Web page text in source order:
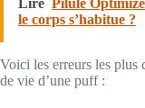
Lire Pilule
le corps s’habitue ?
Voici les erreurs les plus
de vie d’une puff :